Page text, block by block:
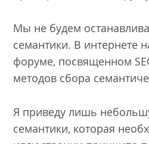
Мы не будем
семантики. В интернете
форуме, посвященном
методов сбора
Я приведу лишь
семантики, которая